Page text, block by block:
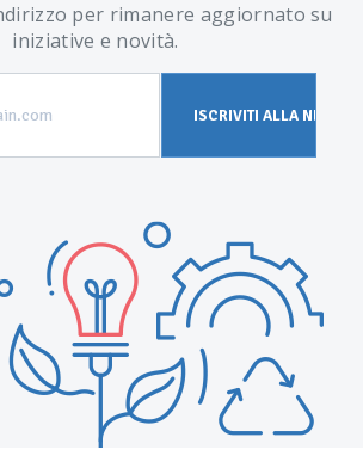
per rimanere aggiornato su
iniziative e novità.